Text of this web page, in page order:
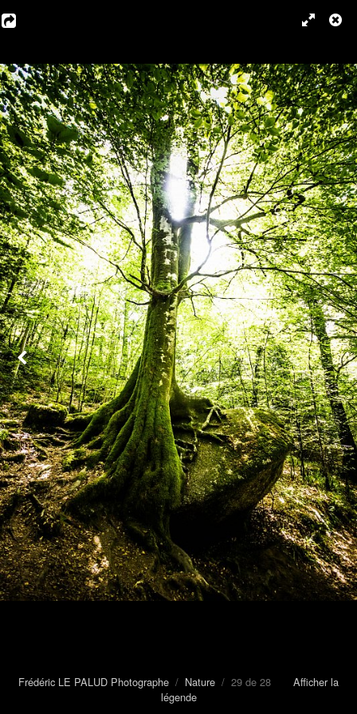
Frédéric LE PALUD Photographe / Nature / 29 de 28 Afficher la
légende